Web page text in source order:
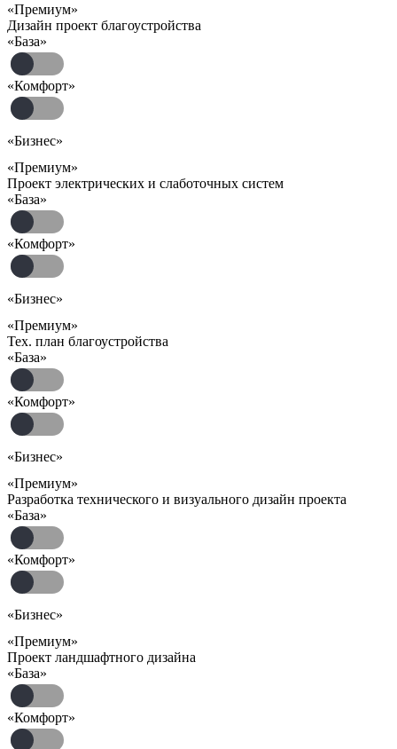
«Премиум»
Дизайн проект благоустройства
«База»
«Комфорт»
«Бизнес»
«Премиум»
Проект электрических и слаботочных систем
«База»
«Комфорт»
«Бизнес»
«Премиум»
Тех. план благоустройства
«База»
«Комфорт»
«Бизнес»
«Премиум»
Разработка технического и визуального дизайн проекта
«База»
«Комфорт»
«Бизнес»
«Премиум»
Проект ландшафтного дизайна
«База»
«Комфорт»